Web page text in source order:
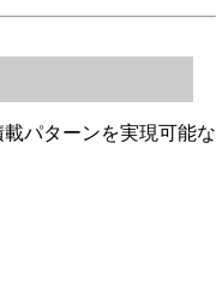
パターンを実現可能な